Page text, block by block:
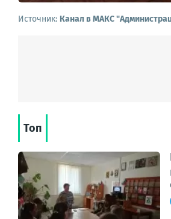
Источник: Канал в МАКС
Топ